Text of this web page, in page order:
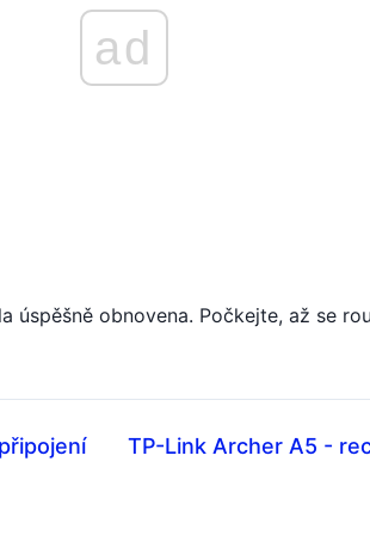
ad
úspěšně obnovena. Počkejte, až se
TP-Link Archer A5 -